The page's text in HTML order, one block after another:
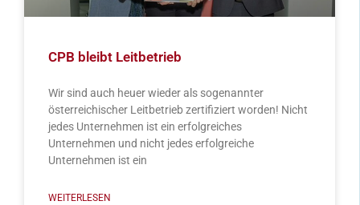
CPB bleibt Leitbetrieb
Wir sind auch heuer wieder als sogenannter
österreichischer Leitbetrieb zertifiziert worden! Nicht
jedes Unternehmen ist ein erfolgreiches
Unternehmen und nicht jedes erfolgreiche
Unternehmen ist ein
WEITERLESEN